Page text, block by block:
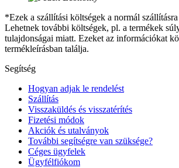
*Ezek a szállítási költségek a normál
Lehetnek további költségek, pl. a termékek
tulajdonságai miatt. Ezeket az információkat
termékleírásban találja.
Segítség
Hogyan adjak le rendelést
Szállítás
Visszaküldés és visszatérítés
Fizetési módok
Akciók és utalványok
További segítségre van szüksége?
Céges ügyfelek
Ügyfélfiókom